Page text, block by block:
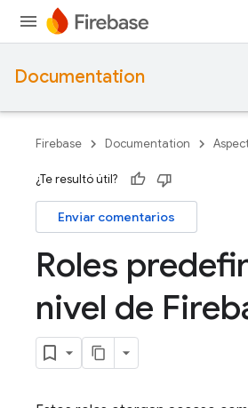
Documentation
Firebase Documentation
¿Te resultó útil?
Enviar comentarios
Roles
nivel de